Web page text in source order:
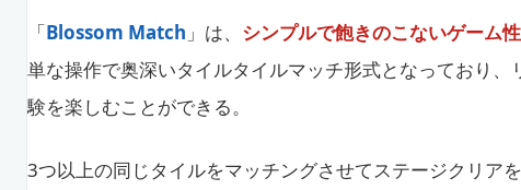
「Blossom Match 」は、 シンプルで飽きのこないゲーム
単な操作で奥深いタイルタイルマッチ形式となっており
験を楽しむことができる。
3つ以上の同じタイルをマッチングさせてステージクリア